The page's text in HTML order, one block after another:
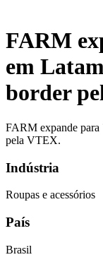
FARM
em
border
FARM expande para
pela VTEX.
Indústria
Roupas e acessórios
País
Brasil